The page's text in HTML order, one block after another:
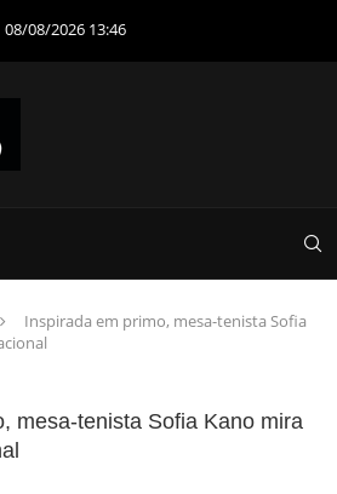
08/08/2026 13:46
Inspirada em primo, mesa-tenista Sofia
mesa-tenista Sofia Kano mira